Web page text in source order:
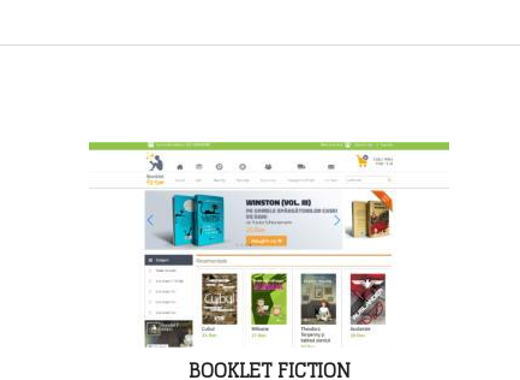
BOOKLET FICTION